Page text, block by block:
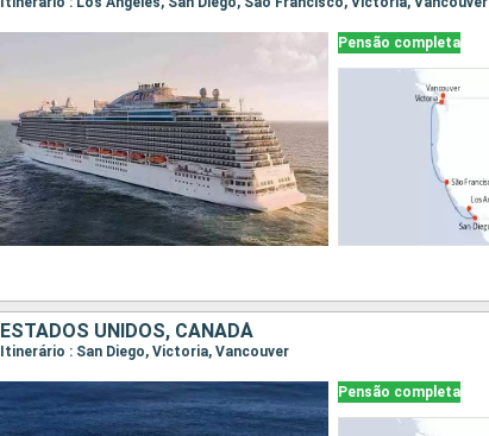
Pensão completa
ESTADOS UNIDOS, CANADÁ
Itinerário : San Diego, Victoria, Vancouver
Pensão completa